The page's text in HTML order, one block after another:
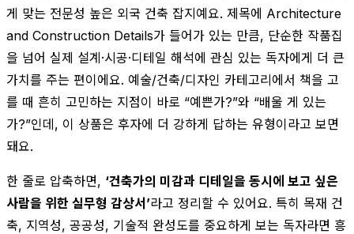
게 맞는 전문성 높은 외국 건축 잡지예요. 제목에 Architecture
and Construction Details가 들어가 있는 만큼, 단순한 작품집
을 넘어 실제 설계·시공·디테일 해석에 관심 있는 독자에게 더 큰
가치를 주는 편이에요. 예술/건축/디자인 카테고리에서 책을 고
를 때 흔히 고민하는 지점이 바로 “예쁜가?”와 “배울 게 있는
가?”인데, 이 상품은 후자에 더 강하게 답하는 유형이라고 보면
돼요.
한 줄로 압축하면, ‘건축가의 미감과 디테일을 동시에 보고 싶은
사람을 위한 실무형 감상서’라고 정리할 수 있어요. 특히 목재 건
축, 지역성, 공공성, 기술적 완성도를 중요하게 보는 독자라면 흥